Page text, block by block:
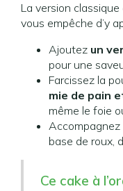
La version
vous empêche d’y
Ajoutez un
pour une
Farcissez la
mie de pain
même le foie
Accompagnez
base de roux,
Ce cake à